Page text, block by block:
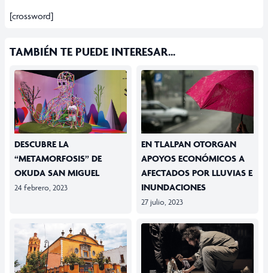
[crossword]
TAMBIÉN TE PUEDE INTERESAR...
DESCUBRE LA
“METAMORFOSIS” DE
OKUDA SAN MIGUEL
24 febrero, 2023
EN TLALPAN OTORGAN
APOYOS ECONÓMICOS A
AFECTADOS POR LLUVIAS E
INUNDACIONES
27 julio, 2023